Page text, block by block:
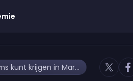
Hoe je gratis Claims kunt krijgen in Marvel Strike Force